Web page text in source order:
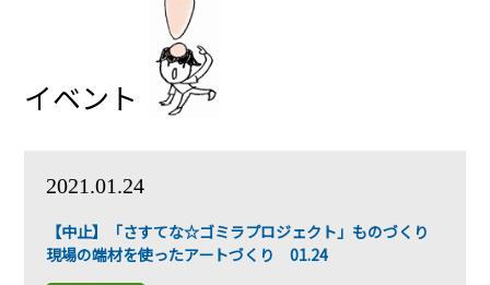
イベント
2021.01.24
【中止】「さすてな☆ゴミラプロジェクト」ものづくり
現場の端材を使ったアートづくり 01.24